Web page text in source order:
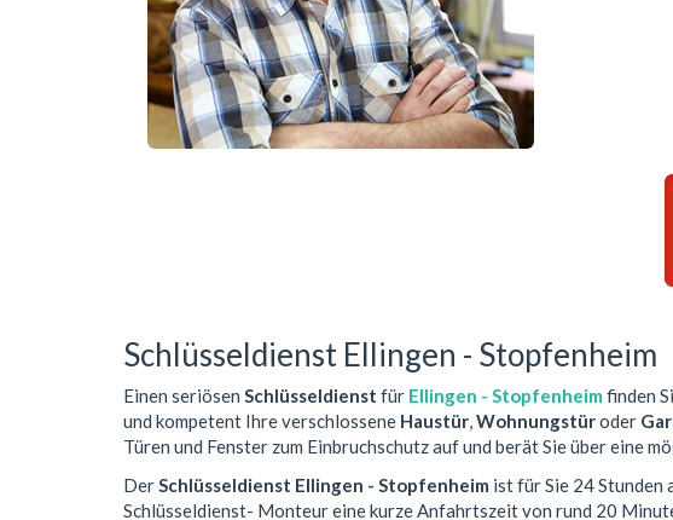
Schlüsseldienst Ellingen - Stopfenheim
Einen seriösen Schlüsseldienst für Ellingen - Stopfenheim finden
und kompetent Ihre verschlossene Haustür,Wohnungstüroder
Türen und Fenster zum Einbruchschutz auf und berät Sie über eine
DerSchlüsseldienst Ellingen - Stopfenheim ist für Sie 24 Stunden
Schlüsseldienst- Monteur eine kurze Anfahrtszeit von rund 20